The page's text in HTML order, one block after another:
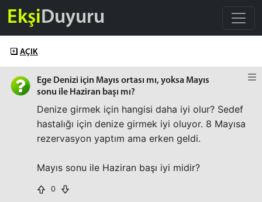
EkşiDuyuru
AÇIK
Ege Denizi için Mayıs ortası mı, yoksa Mayıs
sonu ile Haziran başı mı?
Denize girmek için hangisi daha iyi olur? Sedef
hastalığı için denize girmek iyi oluyor. 8 Mayısa
rezervasyon yaptım ama erken geldi.
Mayıs sonu ile Haziran başı iyi midir?
0